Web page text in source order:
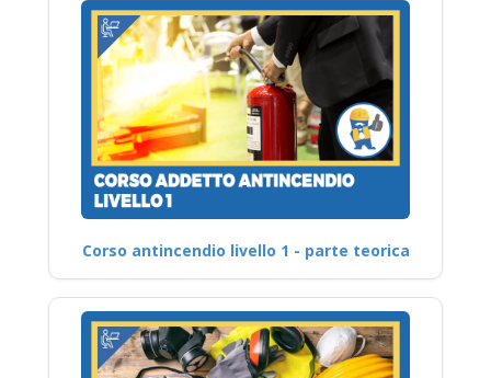
Corso antincendio livello 1 - parte teorica